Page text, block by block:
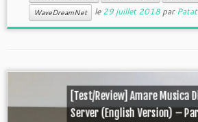
WaveDreamNet
le29 juillet 2018 par
[Test/Review] Amare Musica
Server (English Version) –